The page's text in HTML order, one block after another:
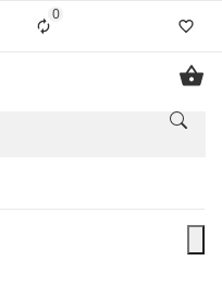
0Liste ist leer